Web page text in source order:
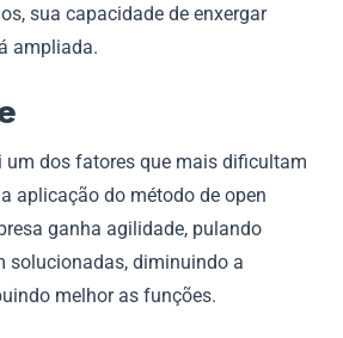
sua capacidade de enxergar
ampliada.
um dos fatores que mais dificultam
aplicação do método de open
ganha agilidade, pulando
solucionadas, diminuindo a
melhor as funções.